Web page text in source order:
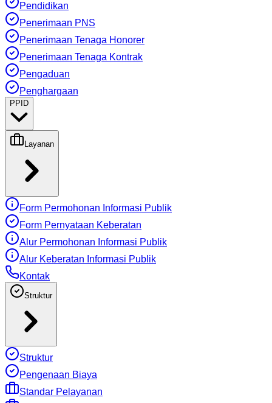
Pendidikan
Penerimaan PNS
Penerimaan Tenaga Honorer
Penerimaan Tenaga Kontrak
Pengaduan
Penghargaan
PPID
Layanan
Form Permohonan Informasi Publik
Form Pernyataan Keberatan
Alur Permohonan Informasi Publik
Alur Keberatan Informasi Publik
Kontak
Struktur
Struktur
Pengenaan Biaya
Standar Pelayanan